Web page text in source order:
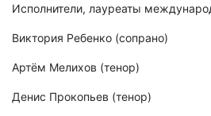
Исполнители, лауреаты
Виктория Ребенко (сопрано)
Артём Мелихов (тенор)
Денис Прокопьев (тенор)